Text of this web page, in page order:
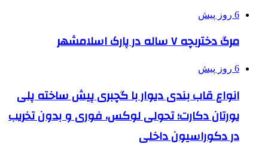
6 روز پیش
مرگ دختربچه ۷ ساله در پارک اسلامشهر
6 روز پیش
انواع قاب بندی دیوار با گچبری پیش ساخته پلی
یورتان دکارت؛ تحولی لوکس، فوری و بدون تخریب
در دکوراسیون داخلی